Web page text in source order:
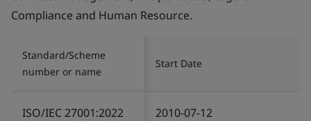
Compliance and Human Resource.
Standard/Scheme
number or name
Start Date
ISO/IEC 27001:2022 2010-07-12